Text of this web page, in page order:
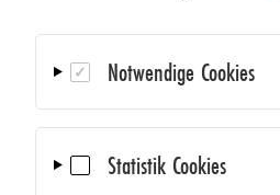
Notwendige Cookies
Statistik Cookies